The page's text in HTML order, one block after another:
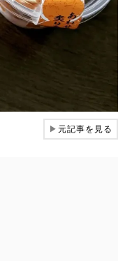
▶元記事を見る